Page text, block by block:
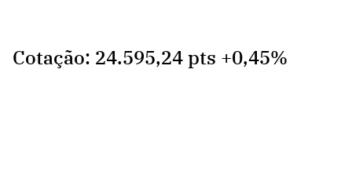
Cotação: 24.595,24 pts +0,45%